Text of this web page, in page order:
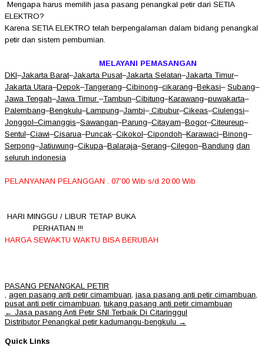
Mengapa harus memilih jasa pasang penangkal petir dari SETIA
ELEKTRO?
Karena SETIA ELEKTRO telah berpengalaman dalam bidang penangkal
petir dan sistem pembumian.
MELAYANI PEMASANGAN
DKI–Jakarta Barat–Jakarta Pusat–Jakarta Selatan–Jakarta Timur–
Jakarta Utara–Depok–Tangerang–Cibinong–cikarang–Bekasi– Subang–
Jawa Tengah–Jawa Timur –Tambun–Cibitung–Karawang–puwakarta–
Palembang–Bengkulu–Lampung–Jambi– Cibubur–Cikeas–Ciulengsi–
Jonggol–Cimanggis–Sawangan–Parung–Citayam–Bogor–Citeureup–
Sentul–Ciawi–Cisarua–Puncak–Cikokol–Cipondoh–Karawaci–Binong–
Serpong–Jatiuwung–Cikupa–Balaraja–Serang–Cilegon–Bandung dan
seluruh indonesia
PELANYANAN PELANGGAN . 07’00 Wib s/d 20:00 Wib
HARI MINGGU / LIBUR TETAP BUKA
PERHATIAN !!!
HARGA SEWAKTU WAKTU BISA BERUBAH
PASANG PENANGKAL PETIR
agen pasang anti petir cimambuan jasa pasang anti petir cimambuan
pusat anti petir cimambuan tukang pasang anti petir cimambuan
Post
navigation
← Jasa pasang Anti Petir SNI Terbaik Di Citaringgul
Distributor Penangkal petir kadumangu-bengkulu →
Quick Links